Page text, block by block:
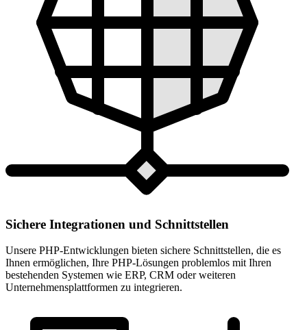
Sichere Integrationen und Schnittstellen
Unsere PHP-Entwicklungen bieten sichere Schnittstellen, die es
Ihnen ermöglichen, Ihre PHP-Lösungen problemlos mit Ihren
bestehenden Systemen wie ERP, CRM oder weiteren
Unternehmensplattformen zu integrieren.